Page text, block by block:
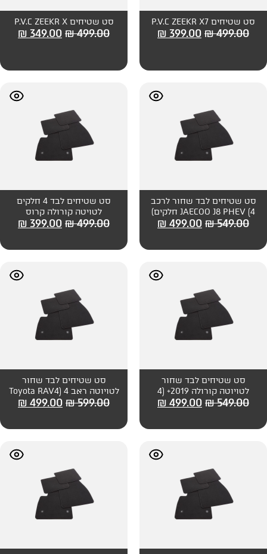
₪
סט שטיחים P.V.C ZEEKR X
499.00
349.00
₪
לרכב
₪
סט שטיחים לבד 4 חלקים
לטויטה קורולה קרוס
499.00
399.00
₪
שחור
לטויוטה קורולה 2019+ (4
סטיישן
₪
סט שטיחים לבד שחור
לטויוטה ראב 4 (Toyota RAV4
599.00
499.00
₪